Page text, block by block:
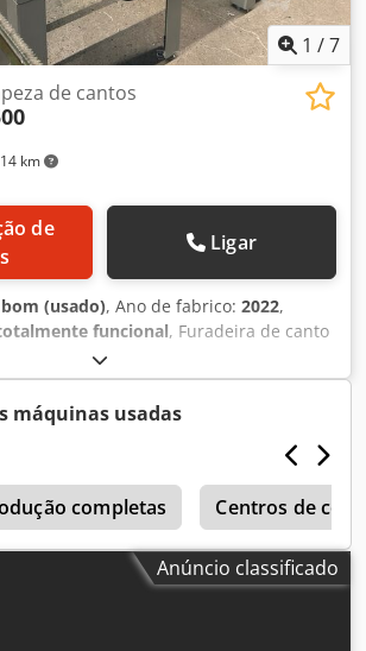
1 /7
km
de cantos
Ligar
(usado), Ano de fabrico: 2022,
funcional, Furadeira de canto
ESB 500 com cabeças de perfuração para
Csdpjyza Dfefx Ab Rjrf
máquinas usadas
completas Centros de
Anúncio classificado